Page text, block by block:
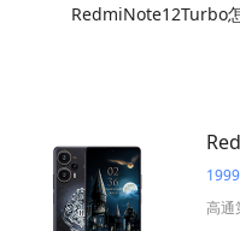
RedmiNote12Turbo
高通